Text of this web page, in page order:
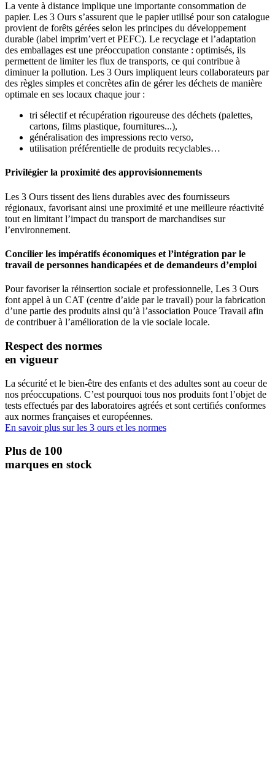
La vente à distance implique une importante consommation de
papier. Les 3 Ours s’assurent que le papier utilisé pour son catalogue
provient de forêts gérées selon les principes du développement
durable (label imprim’vert et PEFC). Le recyclage et l’adaptation
des emballages est une préoccupation constante : optimisés, ils
permettent de limiter les flux de transports, ce qui contribue à
diminuer la pollution. Les 3 Ours impliquent leurs collaborateurs par
des règles simples et concrètes afin de gérer les déchets de manière
optimale en ses locaux chaque jour :
tri sélectif et récupération rigoureuse des déchets (palettes,
cartons, films plastique, fournitures...),
généralisation des impressions recto verso,
utilisation préférentielle de produits recyclables…
Privilégier la proximité des approvisionnements
Les 3 Ours tissent des liens durables avec des fournisseurs
régionaux, favorisant ainsi une proximité et une meilleure réactivité
tout en limitant l’impact du transport de marchandises sur
l’environnement.
Concilier les impératifs économiques et l’intégration par le
travail de personnes handicapées et de demandeurs d’emploi
Pour favoriser la réinsertion sociale et professionnelle, Les 3 Ours
font appel à un CAT (centre d’aide par le travail) pour la fabrication
d’une partie des produits ainsi qu’à l’association Pouce Travail afin
de contribuer à l’amélioration de la vie sociale locale.
Respect des normes
en vigueur
La sécurité et le bien-être des enfants et des adultes sont au coeur de
nos préoccupations. C’est pourquoi tous nos produits font l’objet de
tests effectués par des laboratoires agréés et sont certifiés conformes
aux normes françaises et européennes.
En savoir plus sur les 3 ours et les normes
Plus de 100
marques en stock